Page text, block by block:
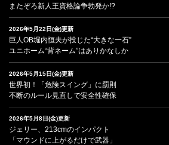
またぞろ新人王資格論争勃発か!?
2026年5月22日(金)更新
巨人OB堀内恒夫が投じた“大きな一石”
ユニホーム“背ネーム”はありかなしか
2026年5月15日(金)更新
世界初！「危険スイング」に罰則
不断のルール見直しで安全性確保
2026年5月8日(金)更新
ジェリー、213cmのインパクト
「マウンドに上がるだけで武器」